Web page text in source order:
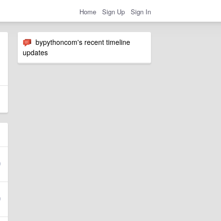
Home Sign Up Sign In
bypythoncom's recent timeline
updates